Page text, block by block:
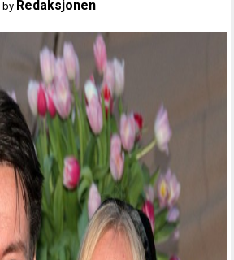
by Redaksjonen